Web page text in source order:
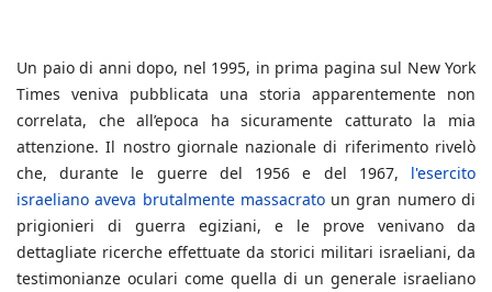
Un paio di anni dopo, nel 1995, in prima pagina sul New York
Times veniva pubblicata una storia apparentemente non
correlata, che all’epoca ha sicuramente catturato la mia
attenzione. Il nostro giornale nazionale di riferimento rivelò
che, durante le guerre del 1956 e del 1967, l'esercito
israeliano aveva brutalmente massacratoun gran numero di
prigionieri di guerra egiziani, e le prove venivano da
dettagliate ricerche effettuate da storici militari israeliani, da
testimonianze oculari come quella di un generale israeliano